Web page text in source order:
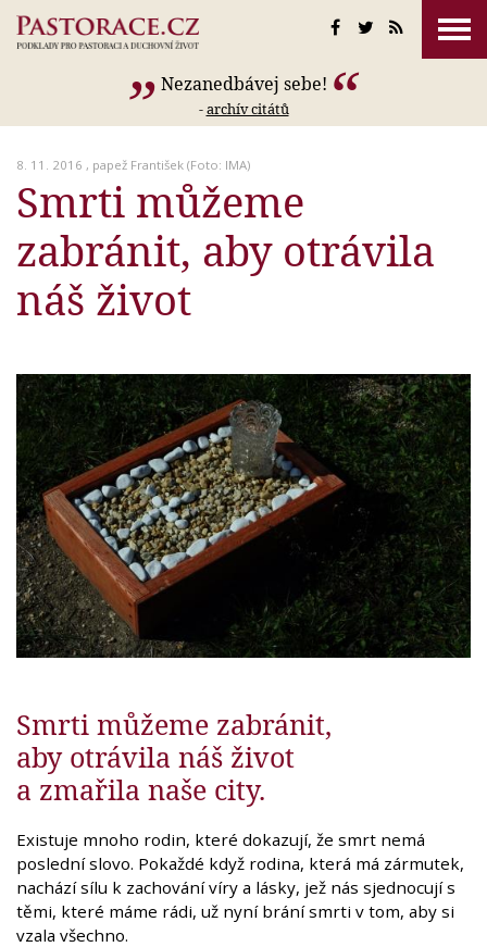
Nezanedbávej sebe!
-archív citátů
8. 11. 2016 , papež František (Foto: IMA)
Smrti můžeme
zabránit, aby otrávila
náš život
Smrti můžeme zabránit,
aby otrávila náš život
a zmařila naše city.
Existuje mnoho rodin, které dokazují, že smrt nemá
poslední slovo. Pokaždé když rodina, která má zármutek,
nachází sílu k zachování víry a lásky, jež nás sjednocují s
těmi, které máme rádi, už nyní brání smrti v tom, aby si
vzala všechno.